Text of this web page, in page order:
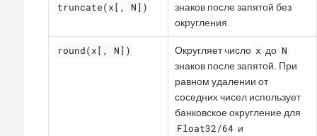
truncate(x[, N])
знаков после запятой без
округления.
round(x[, N]) Округляет число x до N
знаков после запятой. При
равном удалении от
соседних чисел использует
банковское округление для
Float32/64 и